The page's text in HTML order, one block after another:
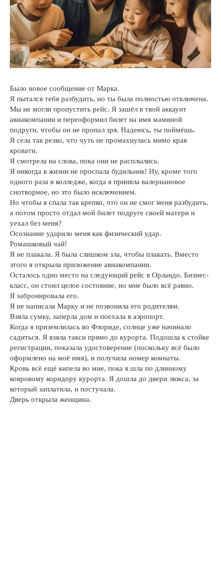
Было новое сообщение от Марка.
Я пытался тебя разбудить, но ты была полностью отключена.
Мы не могли пропустить рейс. Я зашёл в твой аккаунт
авиакомпании и переоформил билет на имя маминой
подруги, чтобы он не пропал зря. Надеюсь, ты поймёшь.
Я села так резко, что чуть не промахнулась мимо края
кровати.
Я смотрела на слова, пока они не расплылись.
Я никогда в жизни не проспала будильник! Ну, кроме того
одного раза в колледже, когда я приняла валериановое
снотворное, но это было исключением.
Но чтобы я спала так крепко, что он не смог меня разбудить,
а потом просто отдал мой билет подруге своей матери и
уехал без меня?
Осознание ударило меня как физический удар.
Ромашковый чай!
Я не плакала. Я была слишком зла, чтобы плакать. Вместо
этого я открыла приложение авиакомпании.
Осталось одно место на следующий рейс в Орландо. Бизнес-
класс, он стоил целое состояние, но мне было всё равно.
Я забронировала его.
Я не написала Марку и не позвонила его родителям.
Взяла сумку, заперла дом и поехала в аэропорт.
Когда я приземлилась во Флориде, солнце уже начинало
садиться. Я взяла такси прямо до курорта. Подошла к стойке
регистрации, показала удостоверение (поскольку всё было
оформлено на моё имя), и получила номер комнаты.
Кровь всё ещё кипела во мне, пока я шла по длинному
ковровому коридору курорта. Я дошла до двери люкса, за
который заплатила, и постучала.
Дверь открыла женщина.